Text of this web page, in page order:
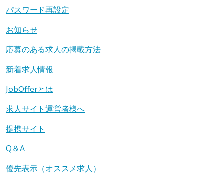
パスワード再設定
お知らせ
応募のある求人の掲載方法
新着求人情報
JobOfferとは
求人サイト運営者様へ
提携サイト
Q＆A
優先表示（オススメ求人）